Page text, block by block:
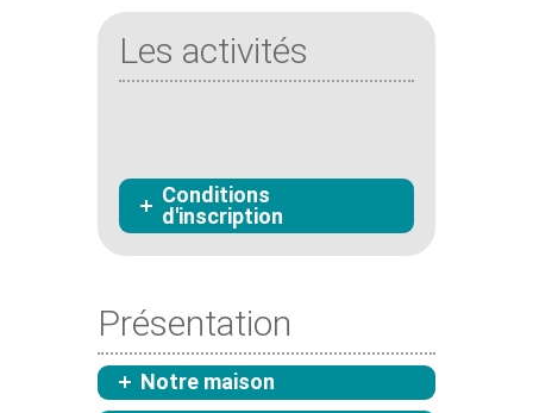
Les activités
Conditions
d'inscription
Présentation
Notre maison